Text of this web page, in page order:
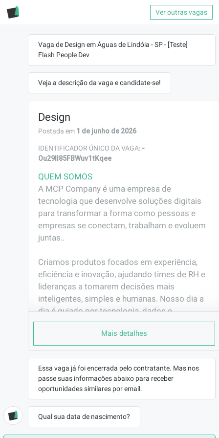
Ver outras vagas
Vaga de Design em Águas de Lindóia - SP - [Teste]
Flash People Dev
Veja a descrição da vaga e candidate-se!
Design
Postada em 1 de junho de 2026
IDENTIFICADOR ÚNICO DA VAGA: -
Ou29ll85FBWuv1tKqee
QUEM SOMOS
A MCP Company é uma empresa de
tecnologia que desenvolve soluções digitais
para transformar a forma como pessoas e
empresas se conectam, trabalham e evoluem
juntas..
Criamos produtos focados em experiência,
eficiência e inovação, ajudando times de RH e
lideranças a tomarem decisões mais
inteligentes, simples e humanas. Nosso dia a
dia é guiado por tecnologia, dados e,
principalmente, pela crença de que boas
ferramentas potencializam pessoas.
Somos um time em constante construção,
que valoriza autonomia, colaboração e
aprendizado contínuo. Aqui, incentivamos a
troca de ideias, a experimentação e a
responsabilidade sobre o impacto do que
entregamos.
Mais detalhes
Essa vaga já foi encerrada pelo contratante. Mas nos
passe suas informações abaixo para receber
oportunidades similares por email.
Qual sua data de nascimento?